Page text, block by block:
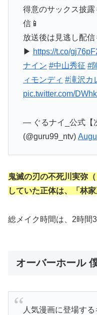
得意のサックス披露
信📱
放送後は見逃し配信
▶︎ https://t.co/
ナイン #中山秀征 #
ィモンディ #滝沢カ
pic.twitter.com/
— ぐるナイ_公式【
(@guru99_ntv)
鬼滅の刃の不死川実弥
していた正体は、「林
総メイク時間は、2時間
オーバーホール
人気漫画に登場する